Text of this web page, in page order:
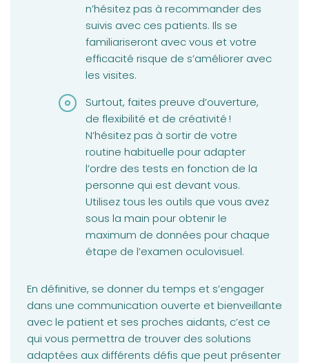
n’hésitez pas à recommander des
suivis avec ces patients. Ils se
familiariseront avec vous et votre
efficacité risque de s’améliorer avec
les visites.
Surtout, faites preuve d’ouverture,
de flexibilité et de créativité !
N’hésitez pas à sortir de votre
routine habituelle pour adapter
l’ordre des tests en fonction de la
personne qui est devant vous.
Utilisez tous les outils que vous avez
sous la main pour obtenir le
maximum de données pour chaque
étape de l’examen oculovisuel.
En définitive, se donner du temps et s’engager
dans une communication ouverte et bienveillante
avec le patient et ses proches aidants, c’est ce
qui vous permettra de trouver des solutions
adaptées aux différents défis que peut présenter